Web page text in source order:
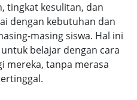
tingkat kesulitan, dan
dengan kebutuhan dan
masing siswa. Hal ini
belajar dengan cara
mereka, tanpa merasa